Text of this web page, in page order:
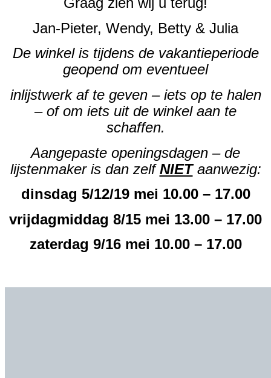
Jan-Pieter, Wendy, Betty & Julia
De winkel is tijdens de vakantieperiode
geopend om eventueel
inlijstwerk af te geven – iets op te halen
– of om iets uit de winkel aan te
schaffen.
Aangepaste openingsdagen – de
lijstenmaker is dan zelfNIETaanwezig:
dinsdag 5/12/19 mei 10.00 – 17.00
vrijdagmiddag 8/15 mei 13.00 – 17.00
zaterdag 9/16 mei 10.00 – 17.00